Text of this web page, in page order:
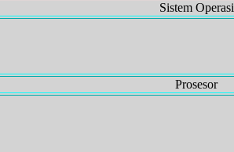
Sistem Operasi
Prosesor